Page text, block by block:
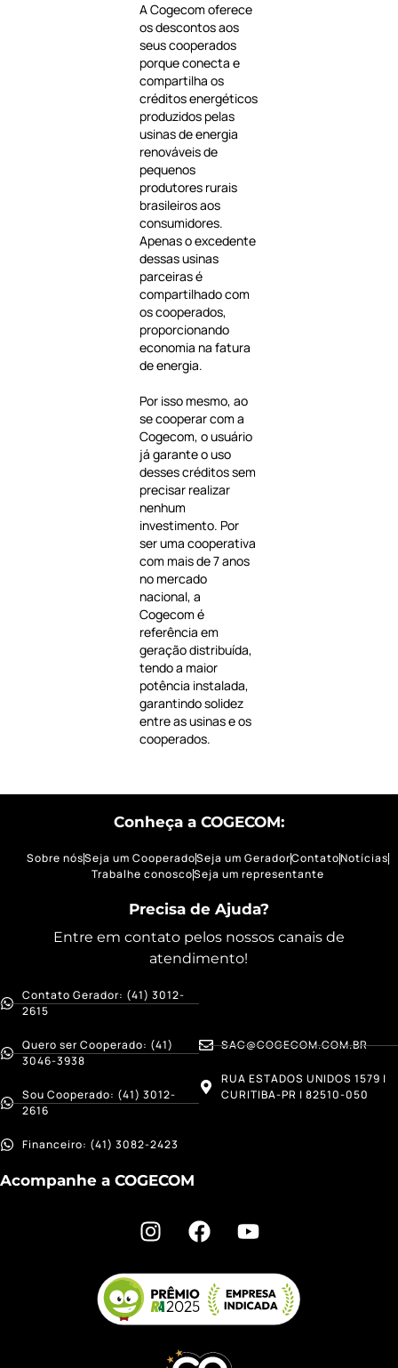
A Cogecom oferece
os descontos aos
seus cooperados
porque conecta e
compartilha os
créditos energéticos
produzidos pelas
usinas de energia
renováveis de
pequenos
produtores rurais
brasileiros aos
consumidores.
Apenas o excedente
dessas usinas
parceiras é
compartilhado com
os cooperados,
proporcionando
economia na fatura
de energia.
Por isso mesmo, ao
se cooperar com a
Cogecom, o usuário
já garante o uso
desses créditos sem
precisar realizar
nenhum
investimento. Por
ser uma cooperativa
com mais de 7 anos
no mercado
nacional, a
Cogecom é
referência em
geração distribuída,
tendo a maior
potência instalada,
garantindo solidez
entre as usinas e os
cooperados.
Conheça a COGECOM:
Sobre nósSeja um CooperadoSeja um GeradorContatoNotícias
Trabalhe conoscoSeja um representante
Precisa de Ajuda?
Entre em contato pelos nossos canais de
atendimento!
Contato Gerador: (41) 3012-
2615
Quero ser Cooperado: (41)
3046-3938
Sou Cooperado: (41) 3012-
2616
Financeiro: (41) 3082-2423
SAC@COGECOM.COM.BR
RUA ESTADOS UNIDOS 1579 |
CURITIBA-PR | 82510-050
Acompanhe a COGECOM